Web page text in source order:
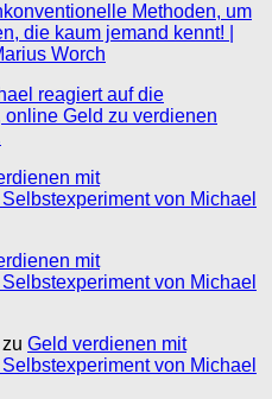
Methoden, um
die kaum jemand kennt! |
Worch
reagiert auf die
Geld zu verdienen
mit
von Michael
mit
von Michael
zu Geld verdienen mit
von Michael